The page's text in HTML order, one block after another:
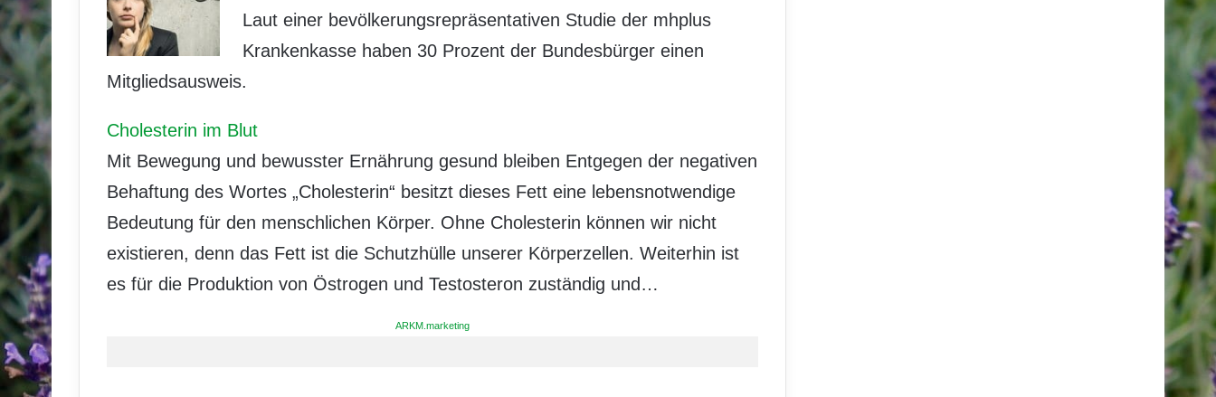
Laut einer bevölkerungsrepräsentativen Studie der mhplus
Krankenkasse haben 30 Prozent der Bundesbürger einen
Mitgliedsausweis.
Cholesterin im Blut
Mit Bewegung und bewusster Ernährung gesund bleiben Entgegen der negativen
Behaftung des Wortes „Cholesterin“ besitzt dieses Fett eine lebensnotwendige
Bedeutung für den menschlichen Körper. Ohne Cholesterin können wir nicht
existieren, denn das Fett ist die Schutzhülle unserer Körperzellen. Weiterhin ist
es für die Produktion von Östrogen und Testosteron zuständig und…
ARKM.marketing